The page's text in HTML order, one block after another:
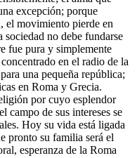
excepción; porque
el movimiento pierde en
no debe fundarse
fue pura y simplemente
en el radio de la
una pequeña república;
en Roma y Grecia.
por cuyo esplendor
campo de sus intereses se
Hoy su vida está ligada
pronto su familia será el
esperanza de la Roma